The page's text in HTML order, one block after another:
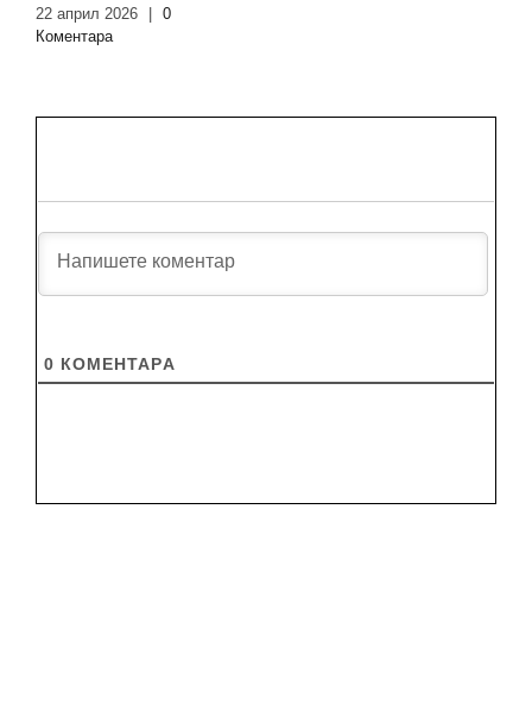
22 април 2026
0
Коментара
0 КОМЕНТАРA